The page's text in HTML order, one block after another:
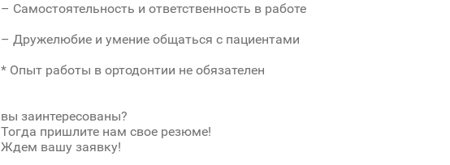
– Самостоятельность и ответственность в работе
– Дружелюбие и умение общаться с пациентами
* Опыт работы в ортодонтии не обязателен
вы заинтересованы?
Тогда пришлите нам свое резюме!
Ждем вашу заявку!